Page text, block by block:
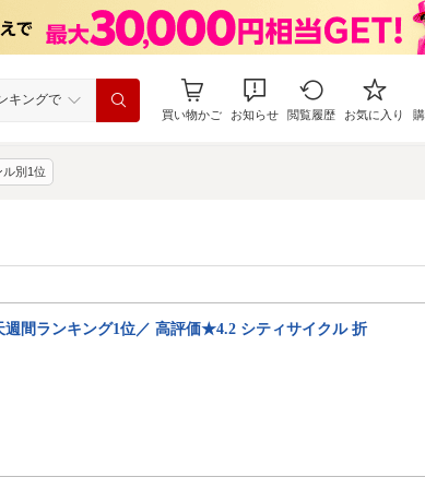
キングで
買い物かご お知らせ 閲覧履歴 お気に入り
ル別1位
間ランキング1位／ 高評価★4.2 シティサイクル 折